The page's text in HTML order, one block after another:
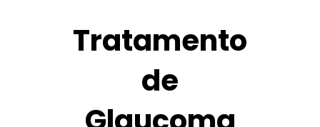
Tratamento
de